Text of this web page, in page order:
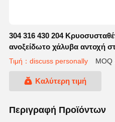
304 316 430 204
ανοξείδωτο χάλυβα αντοχή
Τιμή：discuss personally MOQ
Καλύτερη τιμή
Περιγραφή Προϊόντων